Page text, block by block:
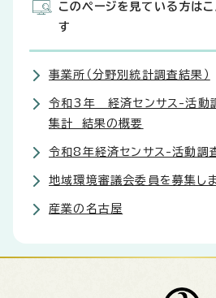
このページを見ている方は
す
事業所（分野別統計調査結果）
令和3年 経済センサス-活動調
集計 結果の概要
令和8年経済センサス-活動調
地域環境審議会委員を募集し
産業の名古屋